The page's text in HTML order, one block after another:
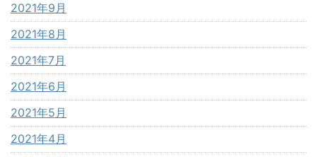
2021年9月
2021年8月
2021年7月
2021年6月
2021年5月
2021年4月